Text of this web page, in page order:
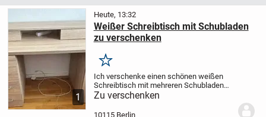
1
Heute, 13:32
Weißer Schreibtisch mit Schubladen
zu verschenken
Merken
Ich verschenke einen schönen weißen
Schreibtisch mit mehreren Schubladen
und viel praktischem Stauraum. Er eignet
Jugendzimmer oder als normaler
Zu verschenken
10115 Berlin